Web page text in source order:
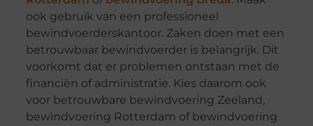
ook gebruik van een professioneel
bewindvoerderskantoor. Zaken doen met een
betrouwbaar bewindvoerder is belangrijk. Dit
voorkomt dat er problemen ontstaan met de
financiën of administratie. Kies daarom ook
voor betrouwbare bewindvoering Zeeland,
bewindvoering Rotterdam of bewindvoering